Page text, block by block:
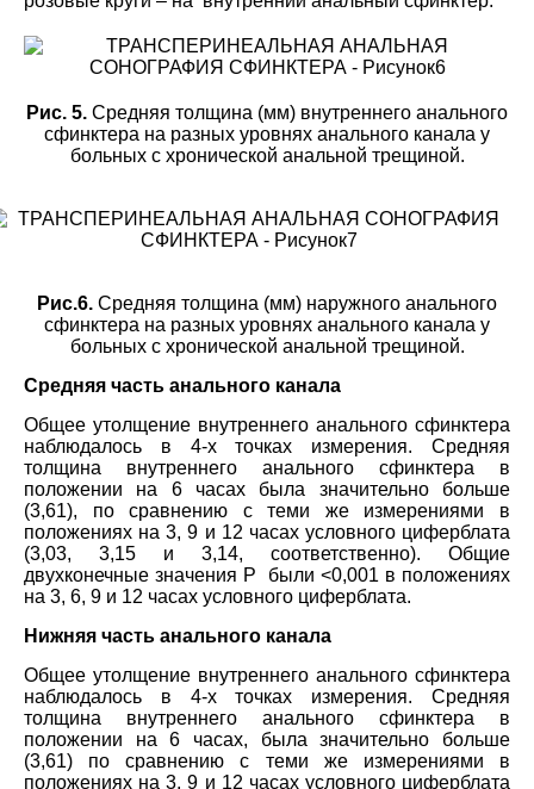
Рис. 5. Средняя толщина (мм) внутреннего анального
сфинктера на разных уровнях анального канала у
больных с хронической анальной трещиной.
Рис.6. Средняя толщина (мм) наружного анального
сфинктера на разных уровнях анального канала у
больных с хронической анальной трещиной.
Средняя часть анального канала
Общее утолщение внутреннего анального сфинктера
наблюдалось в 4-х точках измерения. Средняя
толщина внутреннего анального сфинктера в
положении на 6 часах была значительно больше
(3,61), по сравнению с теми же измерениями в
положениях на 3, 9 и 12 часах условного циферблата
(3,03, 3,15 и 3,14, соответственно). Общие
двухконечные значения P были <0,001 в положениях
на 3, 6, 9 и 12 часах условного циферблата.
Нижняя часть анального канала
Общее утолщение внутреннего анального сфинктера
наблюдалось в 4-х точках измерения. Средняя
толщина внутреннего анального сфинктера в
положении на 6 часах, была значительно больше
(3,61) по сравнению с теми же измерениями в
положениях на 3, 9 и 12 часах условного циферблата